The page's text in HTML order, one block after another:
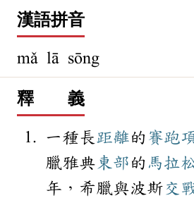
漢語拼音
mǎ lā sōng
釋 義
一種長距離的 賽跑
臘雅典 東部 的 馬拉
年，希臘與波斯 交